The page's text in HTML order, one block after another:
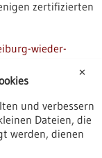
zertifizierten
wieder-
im
✕
und verbessern
Dateien, die
werden, dienen